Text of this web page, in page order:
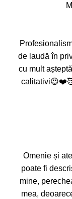
de laudă în
cu mult
Omenie și
poate fi
mine,
mea,